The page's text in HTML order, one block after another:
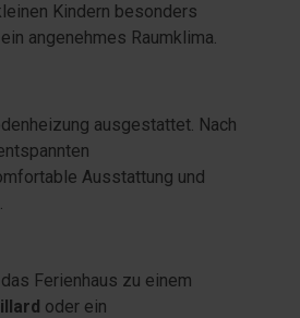
Kindern besonders
angenehmes Raumklima.
ausgestattet. Nach
Ausstattung und
Ferienhaus zu einem
oder ein